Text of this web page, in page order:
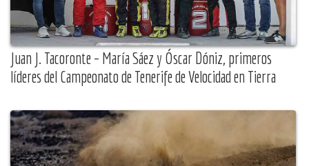
Juan J. Tacoronte – María Sáez y Óscar Dóniz, primeros
líderes del Campeonato de Tenerife de Velocidad en Tierra